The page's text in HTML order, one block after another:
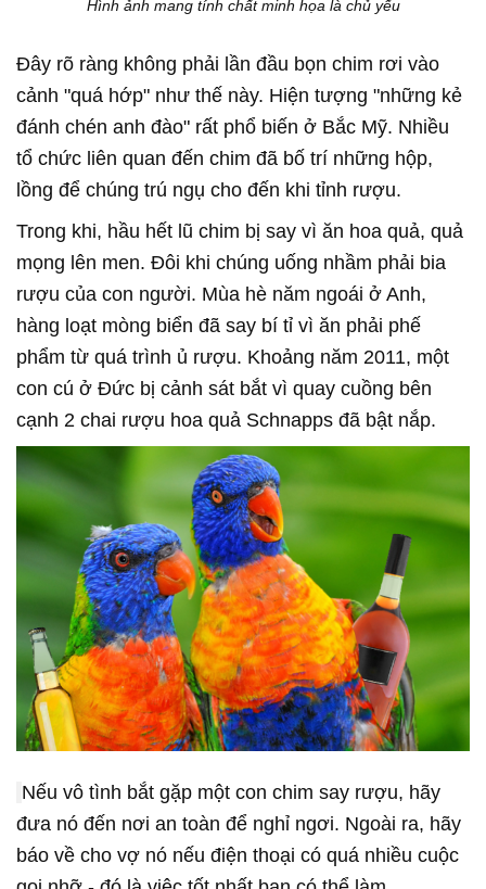
Hình ảnh mang tính chất minh họa là chủ yếu
Đây rõ ràng không phải lần đầu bọn chim rơi vào
cảnh "quá hớp" như thế này. Hiện tượng "những kẻ
đánh chén anh đào" rất phổ biến ở Bắc Mỹ. Nhiều
tổ chức liên quan đến chim đã bố trí những hộp,
lồng để chúng trú ngụ cho đến khi tỉnh rượu.
Trong khi, hầu hết lũ chim bị say vì ăn hoa quả, quả
mọng lên men. Đôi khi chúng uống nhầm phải bia
rượu của con người. Mùa hè năm ngoái ở Anh,
hàng loạt mòng biển đã say bí tỉ vì ăn phải phế
phẩm từ quá trình ủ rượu. Khoảng năm 2011, một
con cú ở Đức bị cảnh sát bắt vì quay cuồng bên
cạnh 2 chai rượu hoa quả Schnapps đã bật nắp.
Nếu vô tình bắt gặp một con chim say rượu, hãy
đưa nó đến nơi an toàn để nghỉ ngơi. Ngoài ra, hãy
báo về cho vợ nó nếu điện thoại có quá nhiều cuộc